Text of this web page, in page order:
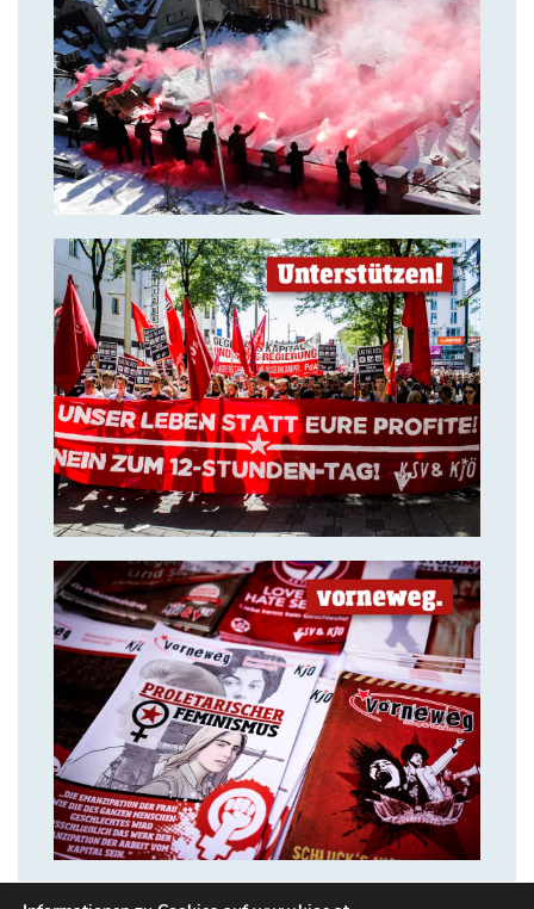
14. Juli 2018
Aktiv werden & gemeinsam
kämpfen!
14. Juli 2018
Solidarität ist unsere stärkste
Waffe!
14. Juli 2018
VORNEWEG